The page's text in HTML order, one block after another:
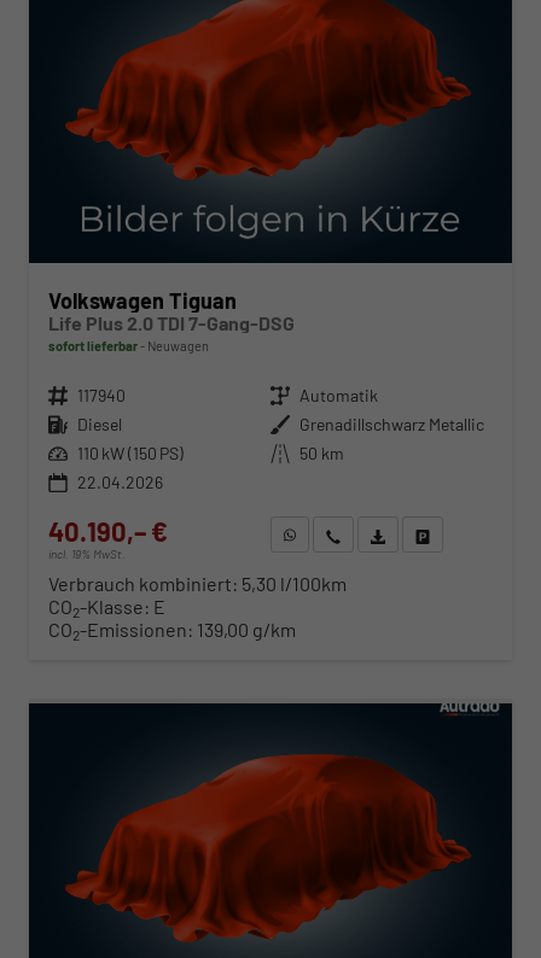
Volkswagen Tiguan
Life Plus 2.0 TDI 7-Gang-DSG
sofort lieferbar Neuwagen
Fahrzeugnr. 117940 Getriebe Automatik
Kraftstoff Diesel Außenfarbe Grenadillschwarz Metallic
Leistung 110 kW (150 PS) Kilometerstand 50 km
22.04.2026
40.190,– €
incl. 19% MwSt.
WhatsApp anfragen
Wir rufen Sie anFahrzeugexposé (PDF)
Verbrauch kombiniert: 5,30 l/100km
CO2-Klasse: E
CO2-Emissionen: 139,00 g/km